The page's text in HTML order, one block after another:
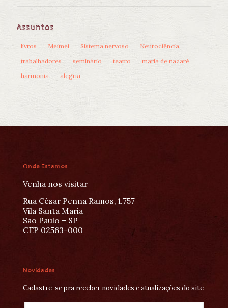
Assuntos
livros Meimei Sistema nervoso
Neurociência
trabalhadores
seminário teatro
maria de nazaré
harmonia
alegria
Onde Estamos
Venha nos visitar
Rua César Penna Ramos, 1.757
Vila Santa Maria
São Paulo – SP
CEP 02563-000
Novidades
Cadastre-se pra receber novidades e atualizações do site